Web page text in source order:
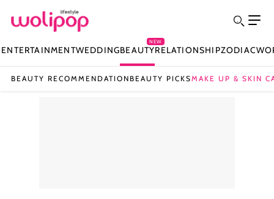
ENTERTAINMENTWEDDINGBEAUTY
NEW
RELATIONSHIPZODIAC
BEAUTY RECOMMENDATION BEAUTY PICKSMAKE UP & SKIN